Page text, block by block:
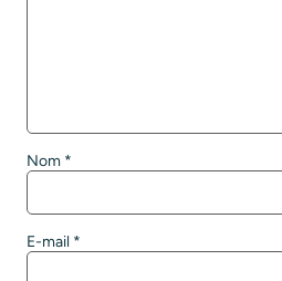
Nom *
E-mail *